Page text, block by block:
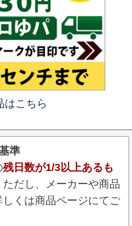
こちら
準
残日数が1/3以上あるも
だし、メーカーや商品
くは商品ページにてご